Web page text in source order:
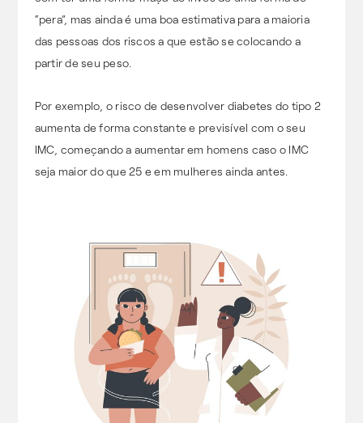
“pera”, mas ainda é uma boa estimativa para a maioria
das pessoas dos riscos a que estão se colocando a
partir de seu peso.
Por exemplo, o risco de desenvolver diabetes do tipo 2
aumenta de forma constante e previsível com o seu
IMC, começando a aumentar em homens caso o IMC
seja maior do que 25 e em mulheres ainda antes.